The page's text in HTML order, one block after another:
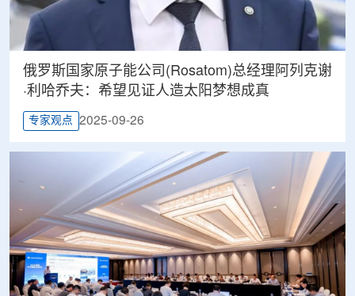
俄罗斯国家原子能公司(Rosatom)总经理阿列克谢
·利哈乔夫：希望见证人造太阳梦想成真
专家观点 2025-09-26